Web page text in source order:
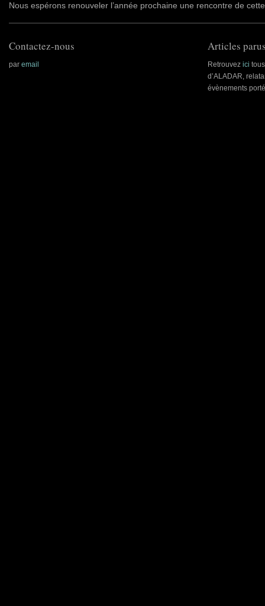
Nous espérons renouveler l’année prochaine une rencontre de
Contactez-nous
par email
Articles
Retrouvez ici
d’ALADAR,
évènements